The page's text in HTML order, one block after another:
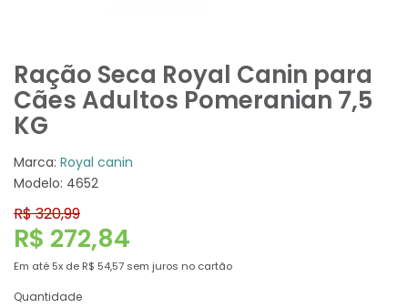
Ração Seca Royal Canin para
Cães Adultos Pomeranian 7,5
KG
Marca: Royal canin
Modelo: 4652
R$ 320,99
R$ 272,84
Em até 5x de R$ 54,57 sem juros no cartão
Quantidade